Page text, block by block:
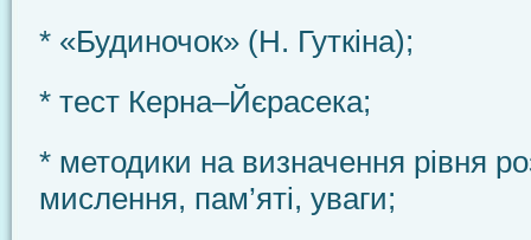
* «Будиночок» (Н. Гуткіна);
* тест Керна–Йєрасека;
* методики на визначення рівня
мислення, пам’яті, уваги;